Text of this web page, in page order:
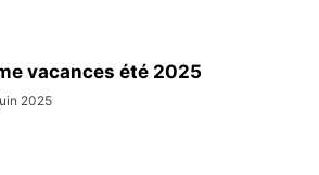
vacances été 2025
2025